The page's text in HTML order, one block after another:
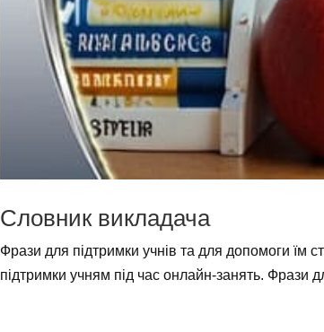
Словник викладача
Фрази для підтримки учнів та для допомоги їм
підтримки учням під час онлайн-занять. Фрази